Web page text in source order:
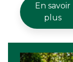
En savoir
plus